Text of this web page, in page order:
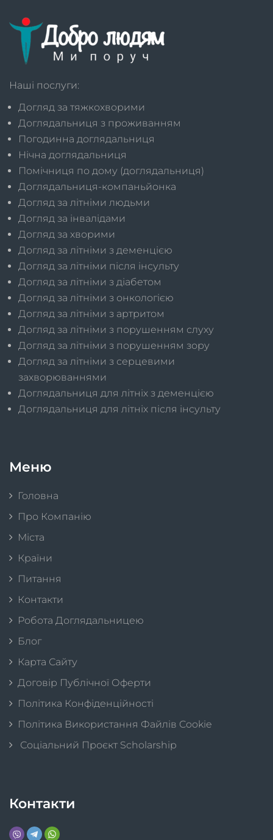
Наші послуги:
Догляд за тяжкохворими
Доглядальниця з проживанням
Погодинна доглядальниця
Нічна доглядальниця
Помічниця по дому (доглядальниця)
Доглядальниця-компаньйонка
Догляд за літніми людьми
Догляд за інвалідами
Догляд за хворими
Догляд за літніми з деменцією
Догляд за літніми після інсульту
Догляд за літніми з діабетом
Догляд за літніми з онкологією
Догляд за літніми з артритом
Догляд за літніми з порушенням слуху
Догляд за літніми з порушенням зору
Догляд за літніми з серцевими
захворюваннями
Доглядальниця для літніх з деменцією
Доглядальниця для літніх після інсульту
Меню
Головна
Про Компанію
Міста
Країни
Питання
Контакти
Робота Доглядальницею
Блог
Карта Сайту
Договір Публічної Оферти
Політика Конфіденційності
Політика Використання Файлів Cookie
Соціальний Проєкт Scholarship
Контакти